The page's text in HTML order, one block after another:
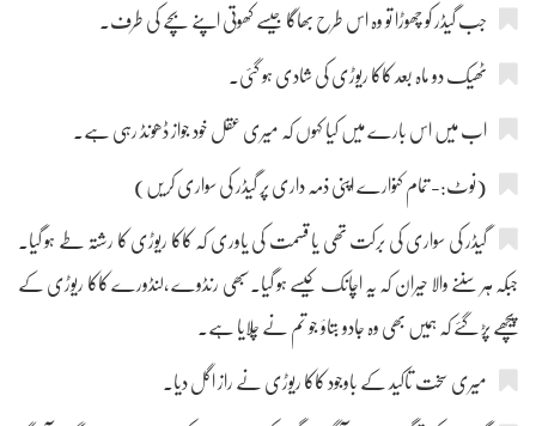
جب گیڈر کو چھوڑا تو وہ اس طرح بھاگا جیسے کھوتی اپنے بچے کی طرف۔
ٹھیک دو ماہ بعد کاکا ریوڑی کی شادی ہو گئی۔
اب میں اس بارے میں کیا کہوں کہ میری عقل خود جواز ڈھونڈ رہی ہے۔
(نوٹ:- تمام کنوارے اپنی ذمہ داری پر گیڈر کی سواری کریں)
گیڈر کی سواری کی برکت تھی یا قسمت کی یاوری کہ کاکا ریوڑی کا رشتہ طے ہو گیا۔
جبکہ ہر سننے والا حیران کہ یہ اچانک کیسے ہو گیا۔سبھی رنڈوے ،لنڈورے کاکا ریوڑی کے
پیچھے پڑ گئے کہ ہمیں بھی وہ جادو بتاؤ جو تم نے چلایا ہے۔
میری سخت تاکید کے باوجود کاکا ریوڑی نے راز اگل دیا۔